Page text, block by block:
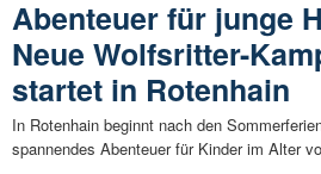
Abenteuer für junge
Neue Wolfsritter-
startet in Rotenhain
In Rotenhain beginnt nach den
spannendes Abenteuer für Kinder im Alter